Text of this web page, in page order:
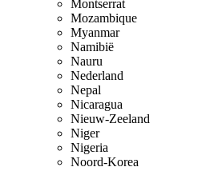
Montserrat
Mozambique
Myanmar
Namibië
Nauru
Nederland
Nepal
Nicaragua
Nieuw-Zeeland
Niger
Nigeria
Noord-Korea